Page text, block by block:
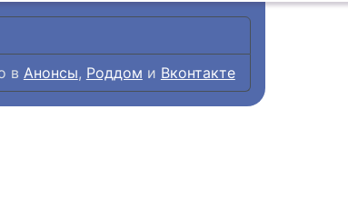
в Анонсы, Роддом и Вконтакте